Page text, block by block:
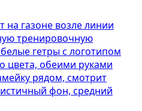
газоне возле линии
тренировочную
гетры с логотипом
цвета, обеими руками
рядом, смотрит
фон, средний